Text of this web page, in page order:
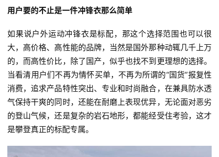
用户要的不止是一件冲锋衣那么简单
如果说户外运动冲锋衣是标配，那这个选择范围也可以很
大，高价格、高性能的品牌，当然是国外那种动辄几千上万
的，而高性价比，除了国产，似乎也找不到更理想的选择。
当看清用户们不再为情怀买单，不再为所谓的“国货”报复性
消费，追求产品特性突出、专业和时尚融合，在兼具防水透
气保持干爽的同时，还能在耐磨上表现优异，无论面对恶劣
的登山气候，还是复杂的岩石地形，都能经受住考验，这才
是攀登真正的标配专属。